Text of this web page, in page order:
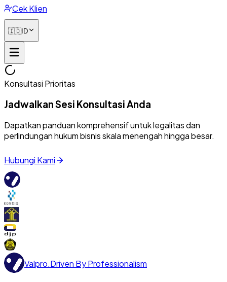
Cek Klien
🇮🇩ID
Konsultasi Prioritas
Jadwalkan Sesi Konsultasi Anda
Dapatkan panduan komprehensif untuk legalitas dan
perlindungan hukum bisnis skala menengah hingga besar.
Hubungi Kami
Valpro.Driven By Professionalism